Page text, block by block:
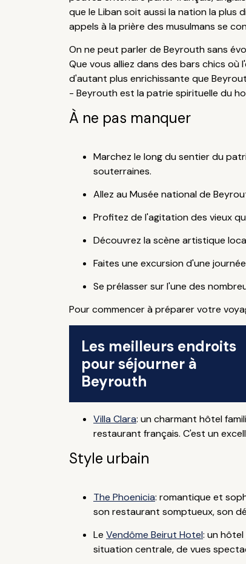
que le Liban soit aussi la nation la plus
appels à la prière des musulmans se
On ne peut parler de Beyrouth sans
Que vous alliez dans des bars chics
d'autant plus enrichissante que
- Beyrouth est la patrie spirituelle du
À ne pas manquer
Marchez le long du sentier du
souterraines.
Allez au Musée national de
Profitez de l'agitation des vieux
Découvrez la scène artistique
Faites une excursion d'une
Se prélasser sur l'une des
Pour commencer à préparer votre
Les meilleurs endroits
pour séjourner à
Beyrouth
Villa Clara: un charmant hôtel
restaurant français. C'est un
Style urbain
The Phoenicia: romantique et
son restaurant somptueux, son
Le Vendôme Beirut Hotel: un
situation centrale, de vues